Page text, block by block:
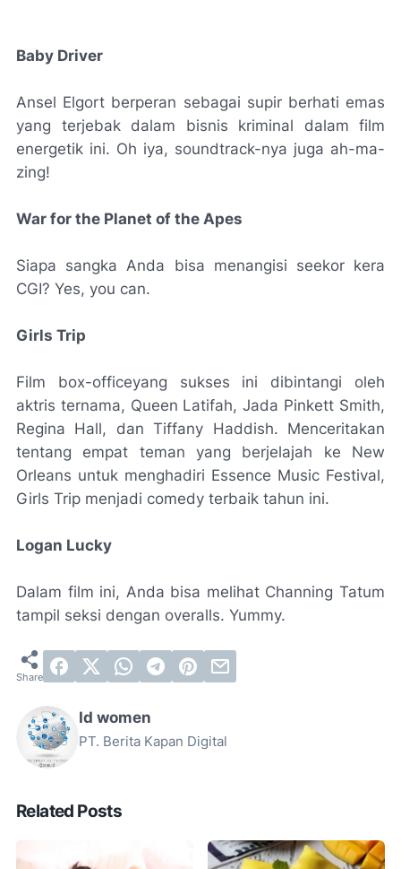
Baby Driver
Ansel Elgort berperan sebagai supir berhati emas
yang terjebak dalam bisnis kriminal dalam film
energetik ini. Oh iya, soundtrack-nya juga ah-ma-
zing!
War for the Planet of the Apes
Siapa sangka Anda bisa menangisi seekor kera
CGI? Yes, you can.
Girls Trip
Film box-officeyang sukses ini dibintangi oleh
aktris ternama, Queen Latifah, Jada Pinkett Smith,
Regina Hall, dan Tiffany Haddish. Menceritakan
tentang empat teman yang berjelajah ke New
Orleans untuk menghadiri Essence Music Festival,
Girls Trip menjadi comedy terbaik tahun ini.
Logan Lucky
Dalam film ini, Anda bisa melihat Channing Tatum
tampil seksi dengan overalls. Yummy.
Id women
PT. Berita Kapan Digital
Related Posts